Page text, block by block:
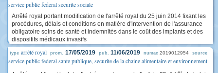
service public federal securite sociale
Arrêté royal portant modification de l'arrêté royal du 25 juin 2014 fixant les
procédures, délais et conditions en matière d'intervention de l'assurance
obligatoire soins de santé et indemnités dans le coût des implants et des
dispositifs médicaux invasifs
type arrêté royal prom. 17/05/2019 pub. 11/06/2019 numac 2019012954 source
service public federal sante publique, securite de la chaine alimentaire et environnement